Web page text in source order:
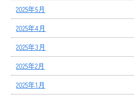
2025年5月
2025年4月
2025年3月
2025年2月
2025年1月